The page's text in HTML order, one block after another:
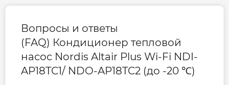
Вопросы и ответы
(FAQ) Кондиционер тепловой
насос Nordis Altair Plus Wi-Fi NDI-
AP18TC1/ NDO-AP18TC2 (до -20 ℃)